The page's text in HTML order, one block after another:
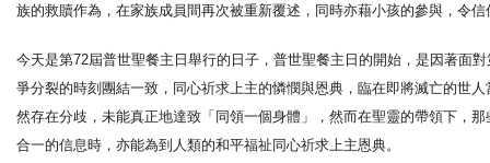
族的救贖作為，在家族成員間再次被重新覆述，同時亦藉小孩的參與，令信
今天是第72屆普世聖餐主日舉行的日子，普世聖餐主日的開始，是因著面
爭分裂的時刻團結一致，同心祈求上主的憐憫與恩典，臨在即將滅亡的世
然存在分歧，未能真正地達致「同領一個身體」，然而在聖靈的帶領下，
合一的信息時，亦能為到人類的和平福祉同心祈求上主恩典。